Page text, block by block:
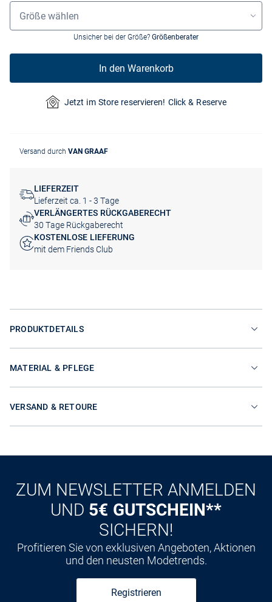
Grössenauswahl
Größe wählen
Unsicher bei der Größe? Größenberater
In den Warenkorb
Jetzt im Store reservieren! Click & Reserve
Versand durch VAN GRAAF
LIEFERZEIT
Lieferzeit ca. 1 - 3 Tage
VERLÄNGERTES RÜCKGABERECHT
30 Tage Rückgaberecht
KOSTENLOSE LIEFERUNG
mit dem Friends Club
PRODUKTDETAILS
MATERIAL & PFLEGE
VERSAND & RETOURE
ZUM NEWSLETTER ANMELDEN
UND 5€ GUTSCHEIN**
SICHERN!
Profitieren Sie von exklusiven Angeboten, Aktionen
und den neusten Modetrends.
Registrieren